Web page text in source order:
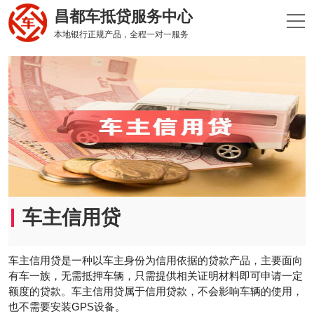
昌都车抵贷服务中心
本地银行正规产品，全程一对一服务
车主信用贷
车主信用贷‌是一种以车主身份为信用依据的贷款产品，主要面向
有车一族，无需抵押车辆，只需提供相关证明材料即可申请一定
额度的贷款。车主信用贷属于信用贷款，不会影响车辆的使用，
也不需要安装GPS设备‌。